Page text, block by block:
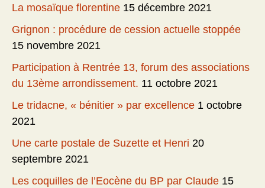
La mosaïque florentine 15 décembre 2021
Grignon : procédure de cession actuelle stoppée
15 novembre 2021
Participation à Rentrée 13, forum des associations
du 13ème arrondissement. 11 octobre 2021
Le tridacne, « bénitier » par excellence 1 octobre
2021
Une carte postale de Suzette et Henri 20
septembre 2021
Les coquilles de l’Eocène du BP par Claude 15